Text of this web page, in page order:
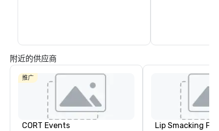
附近的供应商
推广
CORT Events Lip Smacking